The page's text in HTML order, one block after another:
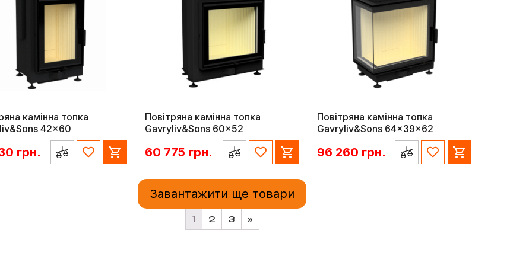
камінна топка
42×60
грн.
Повітряна камінна топка
Gavryliv&Sons 60×52
60 775 грн.
Повітряна камінна топка
Gavryliv&Sons 64x39x62
96 260 грн.
Завантажити ще товари
1 2 3 »